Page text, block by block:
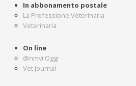
In abbonamento postale
La Professione Veterinaria
Veterinaria
On line
@nmvi Oggi
Vet.Journal